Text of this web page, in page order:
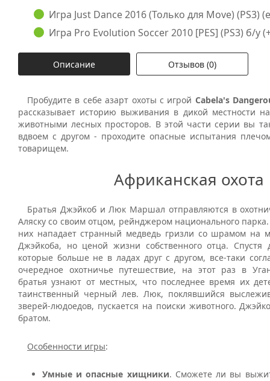
Игра Just Dance 2016 (Только для Move) (PS3)
Игра Pro Evolution Soccer 2010 [PES] (PS3) б/у
Описание Отзывов (0)
Пробудите в себе азарт охоты с игрой Cabela's
рассказывает историю выживания в дикой местности
животными лесных просторов. В этой части серии вы
вдвоем с другом - проходите опасные испытания
товарищем.
Африканская охота
Братья Джэйкоб и Люк Маршал отправляются в
Аляску со своим отцом, рейнджером национального
них нападает странный медведь гризли со шрамом на
Джэйкоба, но ценой жизни собственного отца. Спустя
которые больше не в ладах друг с другом, все-таки
очередное охотничье путешествие, на этот раз в
братья узнают от местных, что последнее время их
таинственный черный лев. Люк, поклявшийся
зверей-людоедов, пускается на поиски животного.
братом.
Особенности игры:
Умные и опасные хищники. Сможете ли вы